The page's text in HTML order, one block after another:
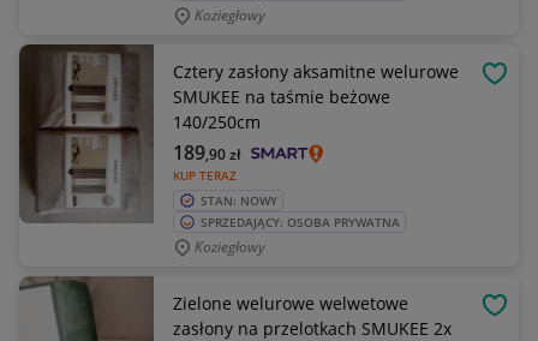
Koziegłowy
Cztery zasłony aksamitne welurowe
SMUKEE na taśmie beżowe
140/250cm
KUP TERAZ
189,90zł
STAN: NOWY
SPRZEDAJĄCY: OSOBA PRYWATNA
Koziegłowy
Zielone welurowe welwetowe
zasłony na przelotkach SMUKEE 2x